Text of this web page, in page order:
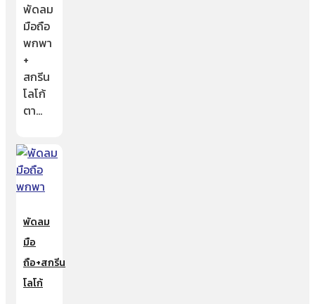
พัดลม
มือถือ
พกพา
+
สกรีน
โลโก้
ตา…
พัดลม
มือ
ถือ+สกรีน
โลโก้